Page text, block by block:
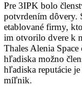
Pre 3IPK bolo
potvrdením dôvery.
etablované firmy,
im otvorilo dvere k
Thales Alenia
hľadiska možno
hľadiska reputácie
míľnik.